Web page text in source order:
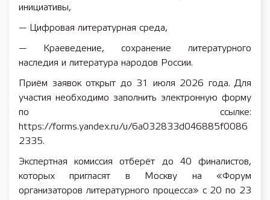
инициативы,
— Цифровая литературная среда,
— Краеведение, сохранение литературного
наследия и литература народов России.
Приём заявок открыт до 31 июля 2026 года. Для
участия необходимо заполнить электронную форму
по ссылке:
https://forms.yandex.ru/u/6a032833d046885f0086
2335.
Экспертная комиссия отберёт до 40 финалистов,
которых пригласят в Москву на «Форум
организаторов литературного процесса» с 20 по 23